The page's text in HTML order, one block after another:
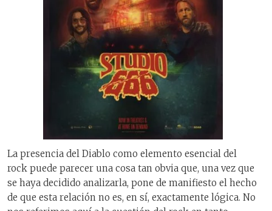
La presencia del Diablo como elemento esencial del
rock puede parecer una cosa tan obvia que, una vez que
se haya decidido analizarla, pone de manifiesto el hecho
de que esta relación no es, en sí, exactamente lógica. No